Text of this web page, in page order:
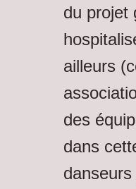
du projet
ailleurs
des
dans